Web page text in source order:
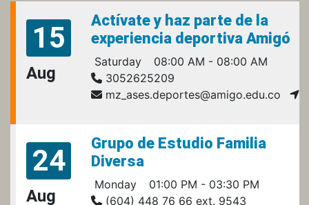
15
Aug
Actívate y haz parte de la
experiencia deportiva Amigó
Saturday
08:00 AM - 08:00 AM
3052625209
mz_ases.deportes@amigo.edu.co
24
Aug
Grupo de Estudio Familia
Diversa
Monday
01:00 PM - 03:30 PM
(604) 448 76 66 ext. 9543